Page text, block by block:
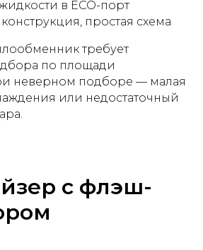
в ECO-порт
простая схема
требует
по площади
неверном подборе — малая
или недостаточный
с флэш-